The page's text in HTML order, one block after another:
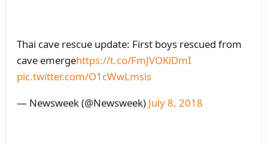
Thai cave rescue update: First boys rescued from
cave emergehttps://t.co/FmJVOKlDmI
pic.twitter.com/O1cWwLmsis
— Newsweek (@Newsweek) July 8, 2018